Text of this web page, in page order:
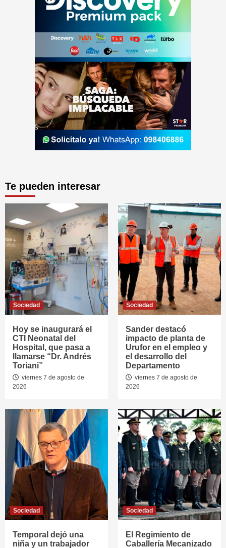
Te pueden interesar
Sociedad
Hoy se inaugurará el
CTI Neonatal del
Hospital, que pasa a
llamarse “Dr. Andrés
Toriani”
viernes 7 de agosto de
2026
Sociedad
Sander destacó
impacto de planta de
Urufor en el empleo y
el desarrollo del
Departamento
viernes 7 de agosto de
2026
Sociedad
Temporal dejó una
niña y un trabajador
Sociedad
El Regimiento de
Caballería Mecanizado